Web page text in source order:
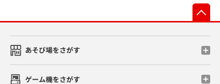
あそび場をさがす
ゲーム機をさがす